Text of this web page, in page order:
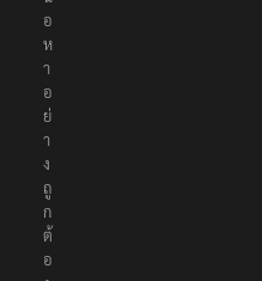
อ
ห
า
อ
ย่
า
ง
ถู
ก
ต้
อ